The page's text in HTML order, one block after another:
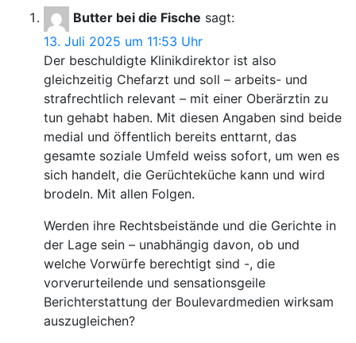
Butter bei die Fische sagt:
13. Juli 2025 um 11:53 Uhr
Der beschuldigte Klinikdirektor ist also
gleichzeitig Chefarzt und soll – arbeits- und
strafrechtlich relevant – mit einer Oberärztin zu
tun gehabt haben. Mit diesen Angaben sind beide
medial und öffentlich bereits enttarnt, das
gesamte soziale Umfeld weiss sofort, um wen es
sich handelt, die Gerüchteküche kann und wird
brodeln. Mit allen Folgen.
Werden ihre Rechtsbeistände und die Gerichte in
der Lage sein – unabhängig davon, ob und
welche Vorwürfe berechtigt sind -, die
vorverurteilende und sensationsgeile
Berichterstattung der Boulevardmedien wirksam
auszugleichen?